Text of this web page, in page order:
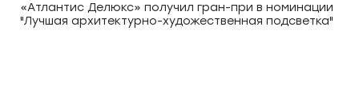
«Aтлантис Делюкс» получил гран-при в номинации
"Лучшая архитектурно-художественная подсветка"